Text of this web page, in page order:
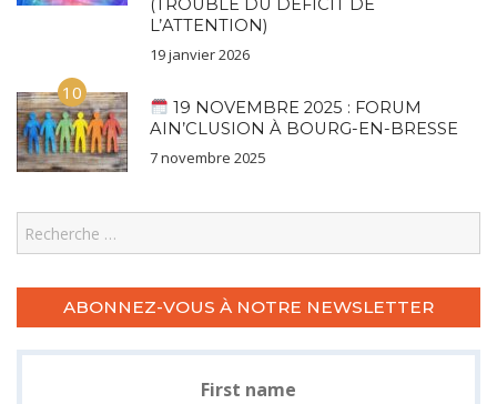
(TROUBLE DU DÉFICIT DE
L’ATTENTION)
19 janvier 2026
10
19 NOVEMBRE 2025 : FORUM
AIN’CLUSION À BOURG-EN-BRESSE
7 novembre 2025
Search
ABONNEZ-VOUS À NOTRE NEWSLETTER
First name